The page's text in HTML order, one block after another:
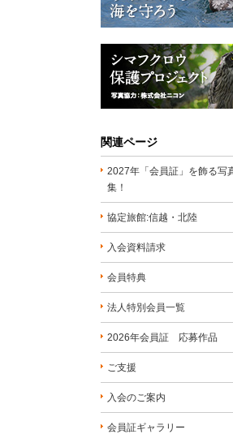
関連ページ
2027年「会員証」を飾る写
集！
協定旅館:信越・北陸
入会資料請求
会員特典
法人特別会員一覧
2026年会員証 応募作品
ご支援
入会のご案内
会員証ギャラリー